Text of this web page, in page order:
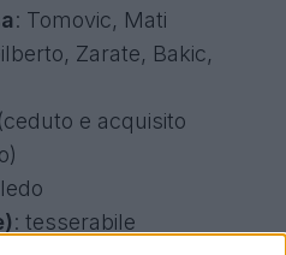
: Tomovic, Mati
Zarate, Bakic,
e acquisito
: tesserabile